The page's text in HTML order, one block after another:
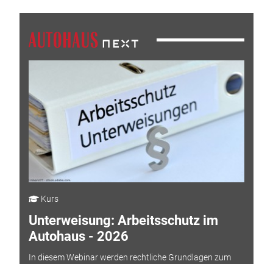
Kurs
Unterweisung: Arbeitsschutz im
Autohaus - 2026
In diesem Webinar werden rechtliche Grundlagen zum